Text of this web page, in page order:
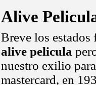
Alive
Breve los estados
alive pelicula
nuestro exilio
mastercard, en